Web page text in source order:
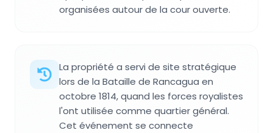
organisées autour de la cour ouverte.
La propriété a servi de site stratégique
lors de la Bataille de Rancagua en
octobre 1814, quand les forces royalistes
l'ont utilisée comme quartier général.
Cet événement se connecte